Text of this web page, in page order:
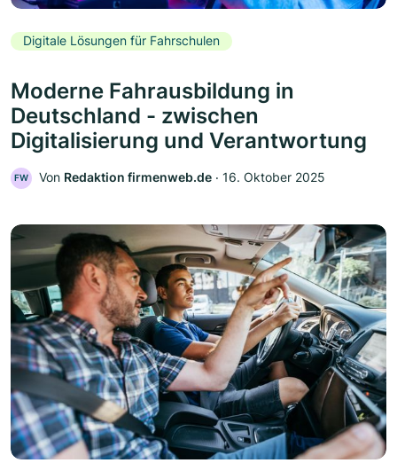
Digitale Lösungen für Fahrschulen
Moderne Fahrausbildung in
Deutschland - zwischen
Digitalisierung und Verantwortung
FW Von Redaktion firmenweb.de ‧ 16. Oktober 2025